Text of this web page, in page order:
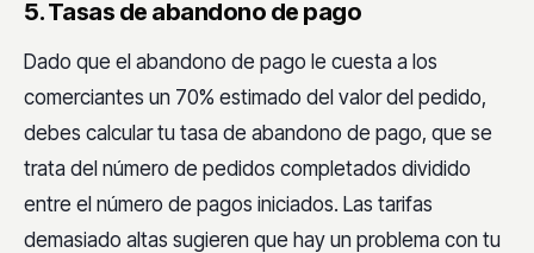
5. Tasas de abandono de pago
Dado que el abandono de pago le cuesta a los
comerciantes un 70% estimado del valor del pedido,
debes calcular tu tasa de abandono de pago, que se
trata del número de pedidos completados dividido
entre el número de pagos iniciados. Las tarifas
demasiado altas sugieren que hay un problema con tu